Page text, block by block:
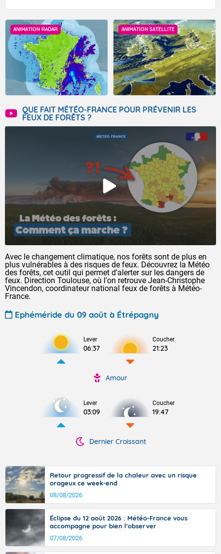
ANIMATION RADAR ANIMATION SATELLITE
QUE FAIT MÉTÉO-FRANCE POUR PRÉVENIR LES
FEUX DE FORÊTS ?
Avec le changement climatique, nos forêts sont de plus en
plus vulnérables à des risques de feux. Découvrez la Météo
des forêts, cet outil qui permet d'alerter sur les dangers de
feux. Direction Toulouse, où l'on retrouve Jean-Christophe
Vincendon, coordinateur national feux de forêts à Météo-
France.
Ephéméride du 09 août à Étrépagny
Lever
06:37
Coucher
21:23
Amour
Lever
03:09
Coucher
19:47
Dernier Croissant
Retour progressif de la chaleur avec un risque
orageux ce week-end
08/08/2026
Éclipse du 12 août 2026 : Météo-France vous
accompagne pour bien l'observer
07/08/2026